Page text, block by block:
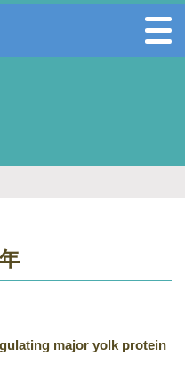
major yolk protein